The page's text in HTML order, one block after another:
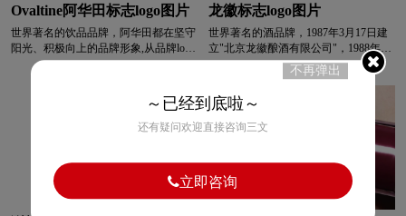
全球logo设计 巧克力logo设计
清洁用品logo设计 浅蓝色logo设计
人logo设计 乳制品logo设计
普通手表logo设计 高端手表logo设计
Ovaltine阿华田标志logo图片
世界著名的饮品品牌，阿华田都在坚守
阳光、积极向上的品牌形象,从品牌logo
上就彰显了阿华田的品牌追求。阿华田
元素有半个太阳、麦穗和阳光,代表着
阿华田品牌是一个阳光、积极向上、正
能量的品牌。这么多年来,阿华田始终
龙徽标志logo图片
世界著名的酒品牌，1987年3月17日建
立"北京龙徽酿酒有限公司"，1988年，
由中国特选葡萄，璧合法国先进酿酒技
术，诞生了葡萄酒，时值中国农历龙
年，故为"龙徽"。龙徽logo采用中国风
印章的形式表现。
不再弹出
～已经到底啦～
还有疑问欢迎直接咨询三文
立即咨询